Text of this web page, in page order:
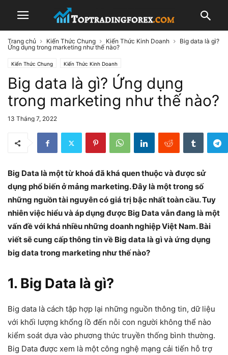
Trang chủ Kiến Thức Chung Kiến Thức Kinh Doanh
Big data là gì?
Ứng dụng trong marketing như thế nào?
Kiến Thức Chung Kiến Thức Kinh Doanh
Big data là gì? Ứng dụng
trong marketing như thế nào?
13 Tháng 7, 2022
Big Data là một từ khoá đã khá quen thuộc và được sử
dụng phổ biến ở mảng marketing. Đây là một trong số
những nguồn tài nguyên có giá trị bậc nhất toàn cầu. Tuy
nhiên việc hiểu và áp dụng được Big Data vẫn đang là một
vấn đề với khá nhiều những doanh nghiệp Việt Nam. Bài
viết sẽ cung cấp thông tin về Big data là gì và ứng dụng
big data trong marketing như thế nào?
1. Big Data là gì?
Big data là cách tập hợp lại những nguồn thông tin, dữ liệu
với khối lượng khổng lồ đến nỗi con người không thể nào
kiểm soát dựa vào phương thức truyền thống bình thường.
Big Data được xem là một công nghệ mạng cải tiến hỗ trợ